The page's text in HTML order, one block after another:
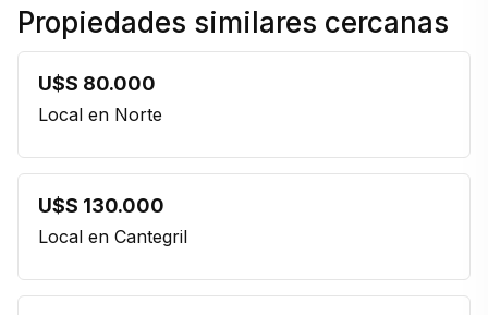
Propiedades similares cercanas
U$S 80.000
Local en Norte
U$S 130.000
Local en Cantegril